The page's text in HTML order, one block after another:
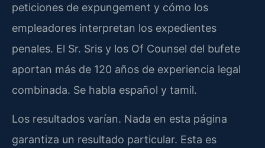
peticiones de expungement y cómo los
empleadores interpretan los expedientes
penales. El Sr. Sris y los Of Counsel del bufete
aportan más de 120 años de experiencia legal
combinada. Se habla español y tamil.
Los resultados varían. Nada en esta página
garantiza un resultado particular. Esta es